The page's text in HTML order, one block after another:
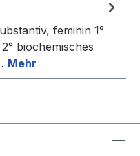
feminin 1°
biochemisches
Mehr